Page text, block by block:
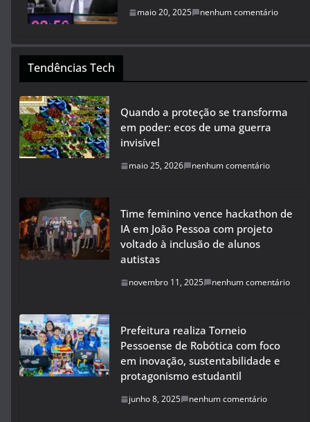
maio 20, 2025 nenhum comentário
Tendências Tech
Quando a proteção se transforma
em poder: ecos de uma guerra
invisível
maio 25, 2026 nenhum comentário
Time feminino vence hackathon de
IA em João Pessoa com projeto
voltado à inclusão de alunos
autistas
novembro 11, 2025 nenhum comentário
Prefeitura realiza Torneio
Pessoense de Robótica com foco
em inovação, sustentabilidade e
protagonismo estudantil
junho 8, 2025 nenhum comentário